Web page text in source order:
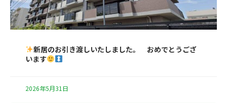
新居のお引き渡しいたしました。 おめでとうござ
います
2026年5月31日